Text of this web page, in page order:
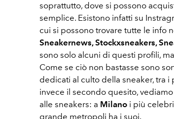
soprattutto, dove si possono
semplice. Esistono infatti su
cui si possono trovare tutte le info
Sneakernews, Stockxsneakers,
sono solo alcuni di questi profili,
Come se ciò non bastasse sono
dedicati al culto della sneaker, tra i
invece il secondo quesito,
alle sneakers: a Milano i più
grande metropoli ha i suoi.